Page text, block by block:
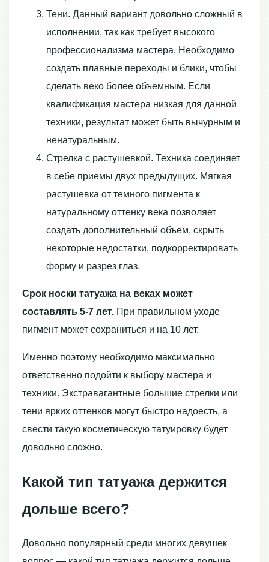
Тени. Данный вариант довольно сложный в
исполнении, так как требует высокого
профессионализма мастера. Необходимо
создать плавные переходы и блики, чтобы
сделать веко более объемным. Если
квалификация мастера низкая для данной
техники, результат может быть вычурным и
ненатуральным.
Стрелка с растушевкой. Техника соединяет
в себе приемы двух предыдущих. Мягкая
растушевка от темного пигмента к
натуральному оттенку века позволяет
создать дополнительный объем, скрыть
некоторые недостатки, подкорректировать
форму и разрез глаз.
Срок носки татуажа на веках может
составлять 5-7 лет. При правильном уходе
пигмент может сохраниться и на 10 лет.
Именно поэтому необходимо максимально
ответственно подойти к выбору мастера и
техники. Экстравагантные большие стрелки или
тени ярких оттенков могут быстро надоесть, а
свести такую косметическую татуировку будет
довольно сложно.
Какой тип татуажа держится
дольше всего?
Довольно популярный среди многих девушек